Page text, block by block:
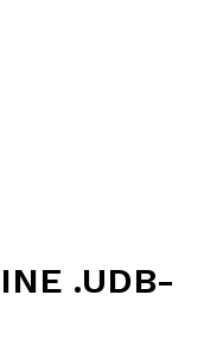
.UDB-